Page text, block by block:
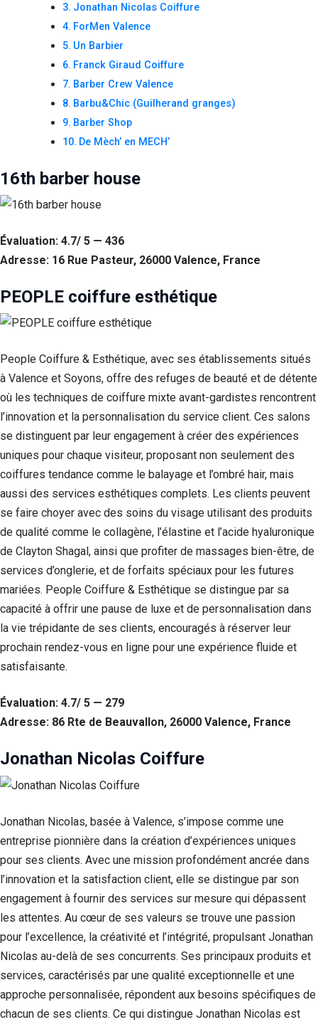
Jonathan Nicolas Coiffure
ForMen Valence
Un Barbier
Franck Giraud Coiffure
Barber Crew Valence
Barbu&Chic (Guilherand granges)
Barber Shop
De Mèch’ en MECH’
16th barber house
Évaluation: 4.7/ 5 — 436
Adresse: 16 Rue Pasteur, 26000 Valence, France
PEOPLE coiffure esthétique
People Coiffure & Esthétique, avec ses établissements situés
à Valence et Soyons, offre des refuges de beauté et de détente
où les techniques de coiffure mixte avant-gardistes rencontrent
l’innovation et la personnalisation du service client. Ces salons
se distinguent par leur engagement à créer des expériences
uniques pour chaque visiteur, proposant non seulement des
coiffures tendance comme le balayage et l’ombré hair, mais
aussi des services esthétiques complets. Les clients peuvent
se faire choyer avec des soins du visage utilisant des produits
de qualité comme le collagène, l’élastine et l’acide hyaluronique
de Clayton Shagal, ainsi que profiter de massages bien-être, de
services d’onglerie, et de forfaits spéciaux pour les futures
mariées. People Coiffure & Esthétique se distingue par sa
capacité à offrir une pause de luxe et de personnalisation dans
la vie trépidante de ses clients, encouragés à réserver leur
prochain rendez-vous en ligne pour une expérience fluide et
satisfaisante.
Évaluation: 4.7/ 5 — 279
Adresse: 86 Rte de Beauvallon, 26000 Valence, France
Jonathan Nicolas Coiffure
Jonathan Nicolas, basée à Valence, s’impose comme une
entreprise pionnière dans la création d’expériences uniques
pour ses clients. Avec une mission profondément ancrée dans
l’innovation et la satisfaction client, elle se distingue par son
engagement à fournir des services sur mesure qui dépassent
les attentes. Au cœur de ses valeurs se trouve une passion
pour l’excellence, la créativité et l’intégrité, propulsant Jonathan
Nicolas au-delà de ses concurrents. Ses principaux produits et
services, caractérisés par une qualité exceptionnelle et une
approche personnalisée, répondent aux besoins spécifiques de
chacun de ses clients. Ce qui distingue Jonathan Nicolas est